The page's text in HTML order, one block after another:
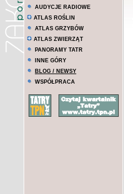
AUDYCJE RADIOWE
ATLAS ROŚLIN
ATLAS GRZYBÓW
ATLAS ZWIERZĄT
PANORAMY TATR
INNE GÓRY
BLOG / NEWSY
WSPÓŁPRACA